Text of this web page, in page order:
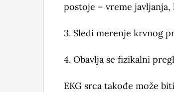
postoje – vreme
3. Sledi merenje krvnog
4. Obavlja se fizikalni
EKG srca takođe može